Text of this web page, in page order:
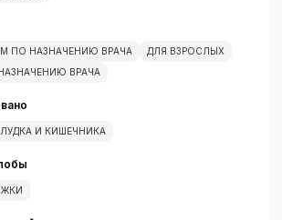
отверстия диафрагмы;
обострение хронического
составе комбинированной терапии);
терапии).
ПО НАЗНАЧЕНИЮ ВРАЧА ДЛЯ ВЗРОСЛЫХ
ВРАЧА
И КИШЕЧНИКА